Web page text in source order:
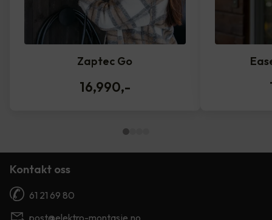
Zaptec Go
16,990,-
Kontakt oss
61 21 69 80
post@elektro-montasje.no